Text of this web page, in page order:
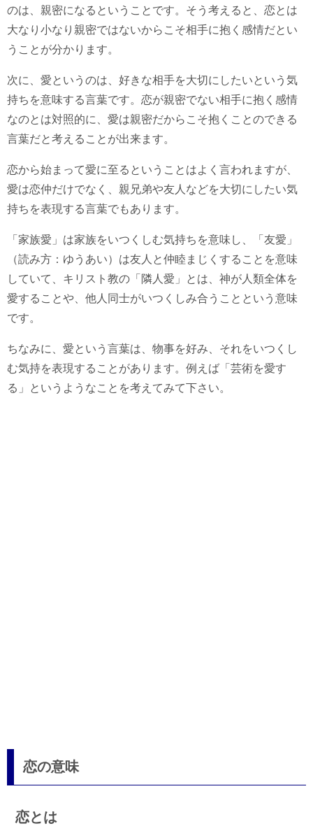
のは、親密になるということです。そう考えると、恋とは
大なり小なり親密ではないからこそ相手に抱く感情だとい
うことが分かります。
次に、愛というのは、好きな相手を大切にしたいという気
持ちを意味する言葉です。恋が親密でない相手に抱く感情
なのとは対照的に、愛は親密だからこそ抱くことのできる
言葉だと考えることが出来ます。
恋から始まって愛に至るということはよく言われますが、
愛は恋仲だけでなく、親兄弟や友人などを大切にしたい気
持ちを表現する言葉でもあります。
「家族愛」は家族をいつくしむ気持ちを意味し、「友愛」
（読み方：ゆうあい）は友人と仲睦まじくすることを意味
していて、キリスト教の「隣人愛」とは、神が人類全体を
愛することや、他人同士がいつくしみ合うことという意味
です。
ちなみに、愛という言葉は、物事を好み、それをいつくし
む気持を表現することがあります。例えば「芸術を愛す
る」というようなことを考えてみて下さい。
恋の意味
恋とは